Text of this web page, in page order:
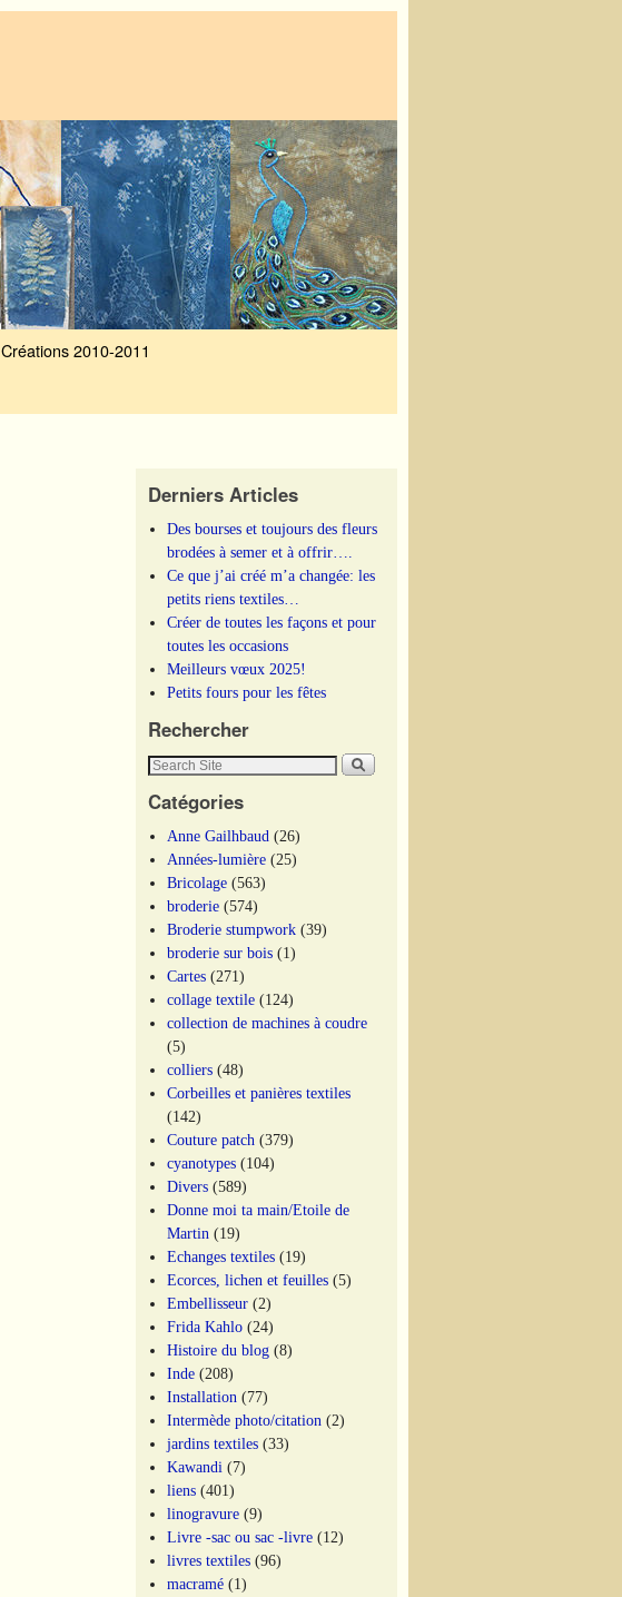
Créations 2010-2011
Derniers Articles
Des bourses et toujours des fleurs
brodées à semer et à offrir….
Ce que j’ai créé m’a changée: les
petits riens textiles…
Créer de toutes les façons et pour
toutes les occasions
Meilleurs vœux 2025!
Petits fours pour les fêtes
Rechercher
Catégories
Anne Gailhbaud (26)
Années-lumière (25)
Bricolage (563)
broderie (574)
Broderie stumpwork (39)
broderie sur bois (1)
Cartes (271)
collage textile (124)
collection de machines à coudre
(5)
colliers (48)
Corbeilles et panières textiles
(142)
Couture patch (379)
cyanotypes (104)
Divers (589)
Donne moi ta main/Etoile de
Martin (19)
Echanges textiles (19)
Ecorces, lichen et feuilles (5)
Embellisseur (2)
Frida Kahlo (24)
Histoire du blog (8)
Inde (208)
Installation (77)
Intermède photo/citation (2)
jardins textiles (33)
Kawandi (7)
liens (401)
linogravure (9)
Livre -sac ou sac -livre (12)
livres textiles (96)
macramé (1)